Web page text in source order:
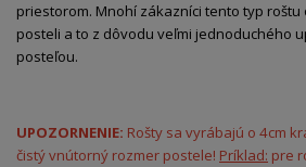
priestorom. Mnohí zákazníci tento typ
posteli a to z dôvodu veľmi jednoduchého
posteľou.
UPOZORNENIE: Rošty sa vyrábajú o 4cm
čistý vnútorný rozmer postele! Príklad: pre